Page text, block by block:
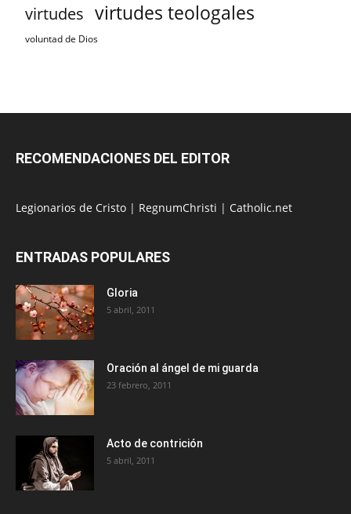
virtudes virtudes teologales
voluntad de Dios
RECOMENDACIONES DEL EDITOR
Legionarios de Cristo | RegnumChristi | Catholic.net
ENTRADAS POPULARES
Gloria
5 abril, 2011
Oración al ángel de mi guarda
23 febrero, 2011
Acto de contrición
5 abril, 2011